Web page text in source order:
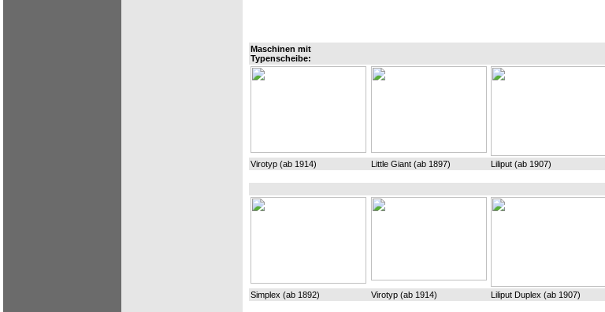
Maschinen mit
Typenscheibe:
Virotyp (ab 1914) Little Giant (ab 1897) Liliput (ab 1907)
Simplex (ab 1892) Virotyp (ab 1914) Liliput Duplex (ab 1907)